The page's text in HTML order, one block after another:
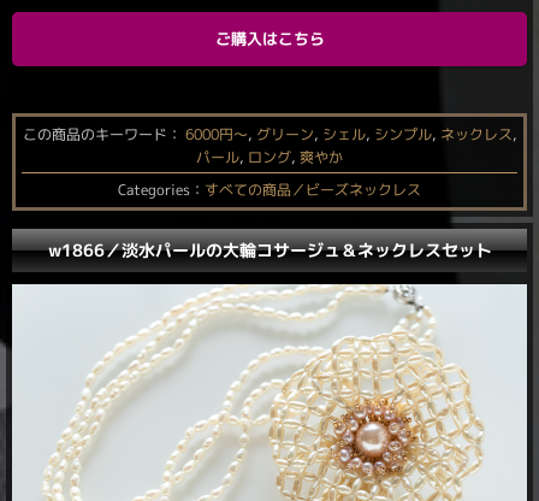
ご購入はこちら
この商品のキーワード： 6000円〜, グリーン, シェル, シンプル, ネックレス,
パール, ロング, 爽やか
Categories： すべての商品／ビーズネックレス
w1866／淡水パールの大輪コサージュ＆ネックレスセット